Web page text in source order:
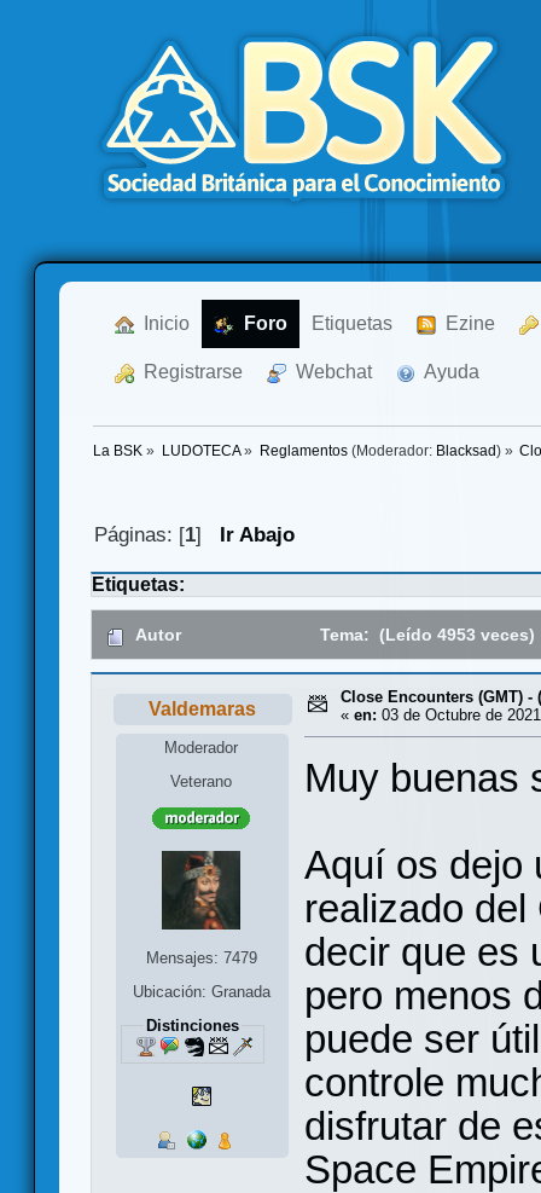
Inicio Foro Etiquetas Ezine
Registrarse Webchat Ayuda
La BSK » LUDOTECA» Reglamentos(Moderador: Blacksad ) »
Páginas: [1] Ir Abajo
Etiquetas:
Autor Tema: (Leído 4953 veces)
Valdemaras
Moderador
Veterano
Mensajes: 7479
Ubicación: Granada
Distinciones
Close Encounters (GMT) -
« en: 03 de Octubre de
Muy
Aquí os dejo
realizado
decir que es
pero menos
puede ser
controle
disfrutar de
Space